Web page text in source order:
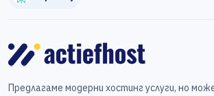
Предлагаме модерни хостинг услуги, но